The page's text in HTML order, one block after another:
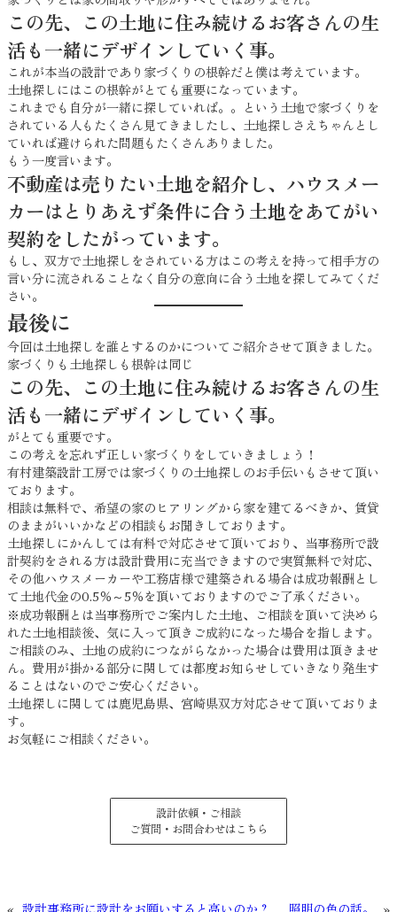
この先、この土地に住み続けるお客さんの生
活も一緒にデザインしていく事。
これが本当の設計であり家づくりの根幹だと僕は考えています。
土地探しにはこの根幹がとても重要になっています。
これまでも自分が一緒に探していれば。。という土地で家づくりを
されている人もたくさん見てきましたし、土地探しさえちゃんとし
ていれば避けられた問題もたくさんありました。
もう一度言います。
不動産は売りたい土地を紹介し、ハウスメー
カーはとりあえず条件に合う土地をあてがい
契約をしたがっています。
もし、双方で土地探しをされている方はこの考えを持って相手方の
言い分に流されることなく自分の意向に合う土地を探してみてくだ
さい。
最後に
今回は土地探しを誰とするのかについてご紹介させて頂きました。
家づくりも土地探しも根幹は同じ
この先、この土地に住み続けるお客さんの生
活も一緒にデザインしていく事。
がとても重要です。
この考えを忘れず正しい家づくりをしていきましょう！
有村建築設計工房では家づくりの土地探しのお手伝いもさせて頂い
ております。
相談は無料で、希望の家のヒアリングから家を建てるべきか、賃貸
のままがいいかなどの相談もお聞きしております。
土地探しにかんしては有料で対応させて頂いており、当事務所で設
計契約をされる方は設計費用に充当できますので実質無料で対応、
その他ハウスメーカーや工務店様で建築される場合は成功報酬とし
て土地代金の0.5％～5％を頂いておりますのでご了承ください。
※成功報酬とは当事務所でご案内した土地、ご相談を頂いて決めら
れた土地相談後、気に入って頂きご成約になった場合を指します。
ご相談のみ、土地の成約につながらなかった場合は費用は頂きませ
ん。費用が掛かる部分に関しては都度お知らせしていきなり発生す
ることはないのでご安心ください。
土地探しに関しては鹿児島県、宮崎県双方対応させて頂いておりま
す。
お気軽にご相談ください。
設計依頼・ご相談
ご質問・お問合わせはこちら
« 設計事務所に設計をお願いすると高いのか？ 照明の色の話。 »